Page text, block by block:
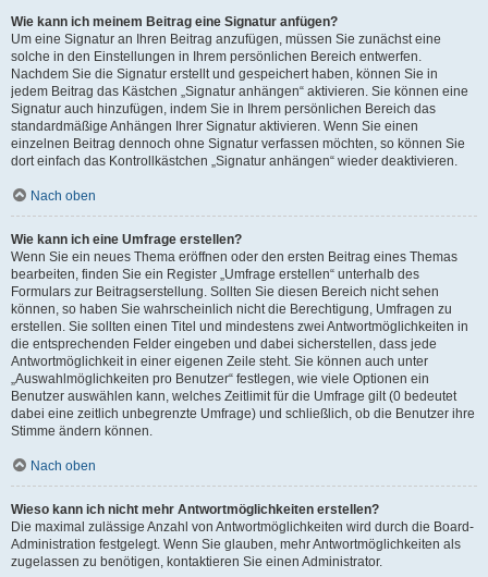
Wie kann ich meinem Beitrag eine Signatur anfügen?
Um eine Signatur an Ihren Beitrag anzufügen, müssen Sie zunächst eine
solche in den Einstellungen in Ihrem persönlichen Bereich entwerfen.
Nachdem Sie die Signatur erstellt und gespeichert haben, können Sie in
jedem Beitrag das Kästchen „Signatur anhängen“ aktivieren. Sie können eine
Signatur auch hinzufügen, indem Sie in Ihrem persönlichen Bereich das
standardmäßige Anhängen Ihrer Signatur aktivieren. Wenn Sie einen
einzelnen Beitrag dennoch ohne Signatur verfassen möchten, so können Sie
dort einfach das Kontrollkästchen „Signatur anhängen“ wieder deaktivieren.
Nach oben
Wie kann ich eine Umfrage erstellen?
Wenn Sie ein neues Thema eröffnen oder den ersten Beitrag eines Themas
bearbeiten, finden Sie ein Register „Umfrage erstellen“ unterhalb des
Formulars zur Beitragserstellung. Sollten Sie diesen Bereich nicht sehen
können, so haben Sie wahrscheinlich nicht die Berechtigung, Umfragen zu
erstellen. Sie sollten einen Titel und mindestens zwei Antwortmöglichkeiten in
die entsprechenden Felder eingeben und dabei sicherstellen, dass jede
Antwortmöglichkeit in einer eigenen Zeile steht. Sie können auch unter
„Auswahlmöglichkeiten pro Benutzer“ festlegen, wie viele Optionen ein
Benutzer auswählen kann, welches Zeitlimit für die Umfrage gilt (0 bedeutet
dabei eine zeitlich unbegrenzte Umfrage) und schließlich, ob die Benutzer ihre
Stimme ändern können.
Nach oben
Wieso kann ich nicht mehr Antwortmöglichkeiten erstellen?
Die maximal zulässige Anzahl von Antwortmöglichkeiten wird durch die Board-
Administration festgelegt. Wenn Sie glauben, mehr Antwortmöglichkeiten als
zugelassen zu benötigen, kontaktieren Sie einen Administrator.